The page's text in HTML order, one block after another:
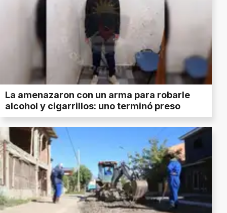
La amenazaron con un arma para robarle
alcohol y cigarrillos: uno terminó preso